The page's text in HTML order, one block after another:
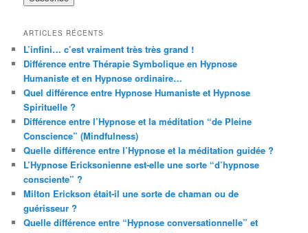
ARTICLES RÉCENTS
L’infini… c’est vraiment très très grand !
Différence entre Thérapie Symbolique en Hypnose
Humaniste et en Hypnose ordinaire…
Quel différence entre Hypnose Humaniste et Hypnose
Spirituelle ?
Différence entre l’Hypnose et la méditation “de Pleine
Conscience” (Mindfulness)
Quelle différence entre l’Hypnose et la méditation guidée ?
L’Hypnose Ericksonienne est-elle une sorte “d’hypnose
consciente” ?
Milton Erickson était-il une sorte de chaman ou de
guérisseur ?
Quelle différence entre “Hypnose conversationnelle” et